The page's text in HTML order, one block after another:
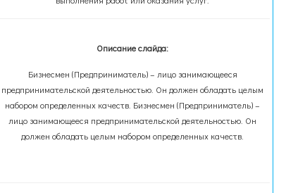
Описание слайда:
Бизнесмен (Предприниматель) – лицо занимающееся
предпринимательской деятельностью. Он должен обладать целым
набором определенных качеств. Бизнесмен (Предприниматель) –
лицо занимающееся предпринимательской деятельностью. Он
должен обладать целым набором определенных качеств.